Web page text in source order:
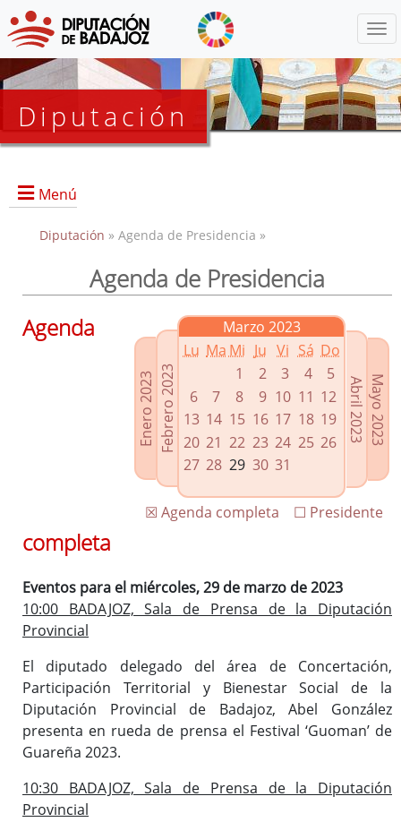
Diputación
Menú
Presidencia
Grupos Políticos
Enlaces relacionados
Agenda de Presidencia
Plenos provinciales y Juntas de gobierno
Oficina de Proyectos Europeos
Diputación » Agenda de Presidencia »
Agenda de Presidencia
Enero 2023Febrero 2023
Marzo 2023
Lu Ma Mi Ju Vi Sá Do
1
2 3 4
5
6
7 8 9 10 11 12
13 14 15 16 17 18 19
20 21 22 23 24 25 26
27 28 29 30 31
Mayo 2023
Abril 2023
☐ Presidente
☒ Agenda completa
Agenda
completa
Eventos para el miércoles, 29 de marzo de 2023
10:00 BADAJOZ, Sala de Prensa de la Diputación
Provincial
El diputado delegado del área de Concertación,
Participación Territorial y Bienestar Social de la
Diputación Provincial de Badajoz, Abel González
presenta en rueda de prensa el Festival ‘Guoman’ de
Guareña 2023.
10:30 BADAJOZ, Sala de Prensa de la Diputación
Provincial